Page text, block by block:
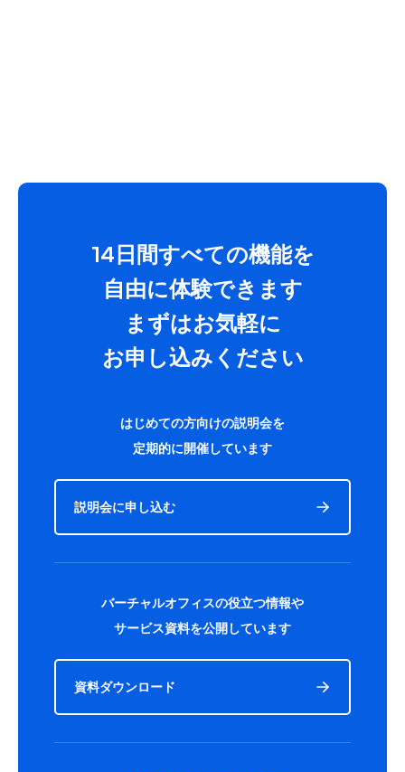
14日間すべての機能を
自由に体験できます
まずはお気軽に
お申し込みください
はじめての方向けの説明会を
定期的に開催しています
説明会に申し込む
バーチャルオフィスの役立つ情報や
サービス資料を公開しています
資料ダウンロード